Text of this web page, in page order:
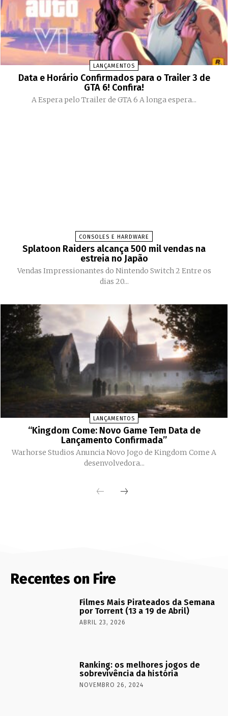
LANÇAMENTOS
Data e Horário Confirmados para o Trailer 3 de
GTA 6! Confira!
A Espera pelo Trailer de GTA 6 A longa espera...
CONSOLES E HARDWARE
Splatoon Raiders alcança 500 mil vendas na
estreia no Japão
Vendas Impressionantes do Nintendo Switch 2 Entre os
dias 20...
LANÇAMENTOS
“Kingdom Come: Novo Game Tem Data de
Lançamento Confirmada”
Warhorse Studios Anuncia Novo Jogo de Kingdom Come A
desenvolvedora...
Recentes on Fire
Filmes Mais Pirateados da Semana
por Torrent (13 a 19 de Abril)
ABRIL 23, 2026
Ranking: os melhores jogos de
sobrevivência da história
NOVEMBRO 26, 2024